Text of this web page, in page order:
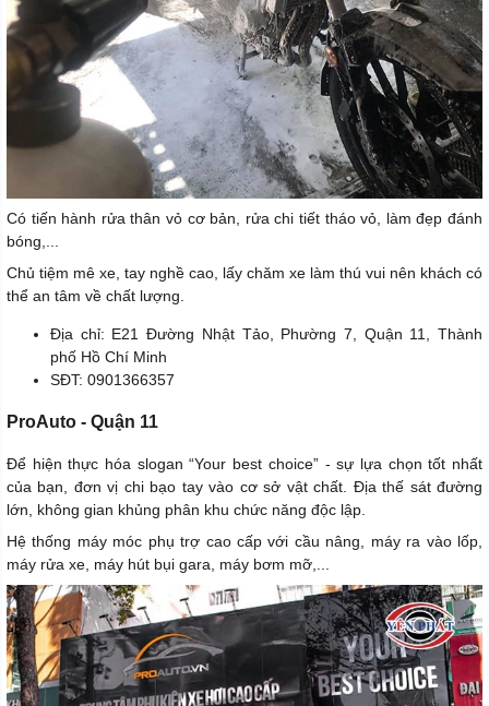
Có tiến hành rửa thân vỏ cơ bản, rửa chi tiết tháo vỏ, làm đẹp đánh
bóng,...
Chủ tiệm mê xe, tay nghề cao, lấy chăm xe làm thú vui nên khách có
thể an tâm về chất lượng.
Địa chỉ: E21 Đường Nhật Tảo, Phường 7, Quận 11, Thành
phố Hồ Chí Minh
SĐT: 0901366357
ProAuto - Quận 11
Để hiện thực hóa slogan “Your best choice” - sự lựa chọn tốt nhất
của bạn, đơn vị chi bạo tay vào cơ sở vật chất. Địa thế sát đường
lớn, không gian khủng phân khu chức năng độc lập.
Hệ thống máy móc phụ trợ cao cấp với cầu nâng, máy ra vào lốp,
máy rửa xe, máy hút bụi gara, máy bơm mỡ,...